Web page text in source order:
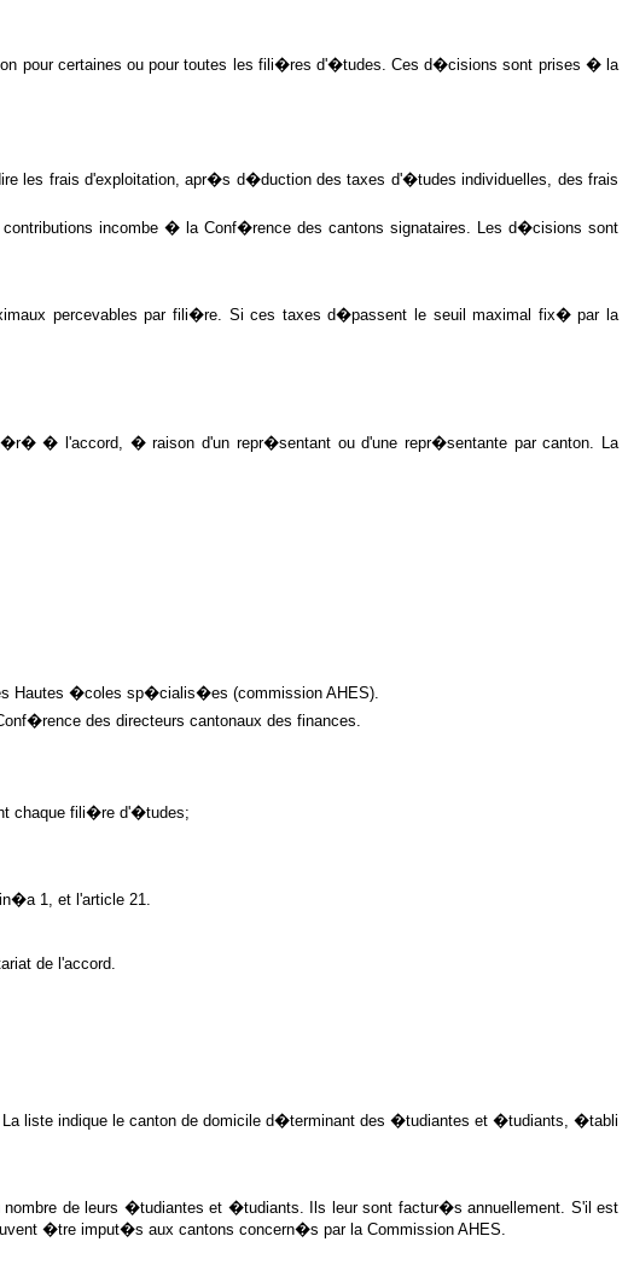
pour certaines ou pour toutes les fili�res d'�tudes. Ces d�cisions sont prises � la
les frais d'exploitation, apr�s d�duction des taxes d'�tudes individuelles, des frais
incombe � la Conf�rence des cantons signataires. Les d�cisions sont
percevables par fili�re. Si ces taxes d�passent le seuil maximal fix� par la
� l'accord, � raison d'un repr�sentant ou d'une repr�sentante par canton. La
Hautes �coles sp�cialis�es (commission AHES).
des directeurs cantonaux des finances.
chaque fili�re d'�tudes;
1, et l'article 21.
de l'accord.
liste indique le canton de domicile d�terminant des �tudiantes et �tudiants, �tabli
de leurs �tudiantes et �tudiants. Ils leur sont factur�s annuellement. S'il est
�tre imput�s aux cantons concern�s par la Commission AHES.